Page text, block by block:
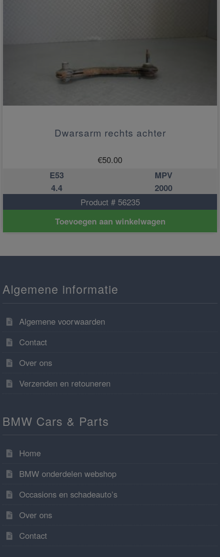
Dwarsarm rechts achter
€50.00
E53
MPV
4.4
2000
Product # 56235
Toevoegen aan winkelwagen
Algemene informatie
Algemene voorwaarden
Contact
Over ons
Verzenden en retouneren
BMW Cars & Parts
Home
BMW onderdelen webshop
Occasions en schadeauto’s
Over ons
Contact